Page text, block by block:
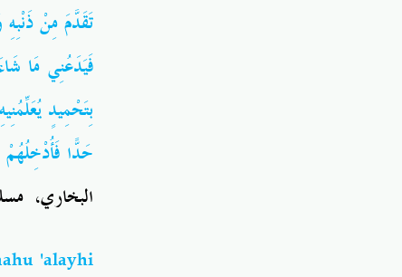
تَقَدَّمَ مِنْ
فَيَدَعُنِي مَا
بِتَحْمِيدٍ
حَدًّا
البخاري،
'alayhi